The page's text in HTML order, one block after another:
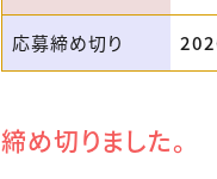
応募締め切り
締め切りました。